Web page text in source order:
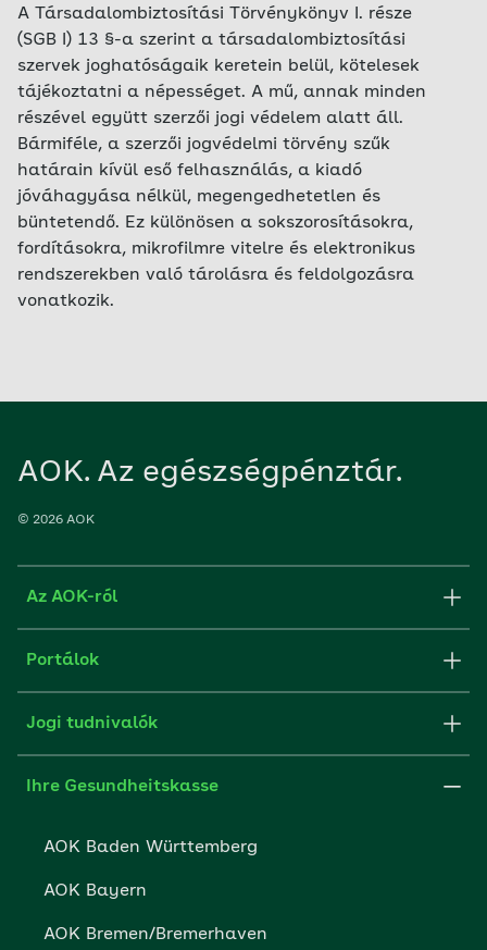
A Társadalombiztosítási Törvénykönyv I. része
(SGB I) 13 §-a szerint a társadalombiztosítási
szervek joghatóságaik keretein belül, kötelesek
tájékoztatni a népességet. A mű, annak minden
részével együtt szerzői jogi védelem alatt áll.
Bármiféle, a szerzői jogvédelmi törvény szűk
határain kívül eső felhasználás, a kiadó
jóváhagyása nélkül, megengedhetetlen és
büntetendő. Ez különösen a sok­szo­ro­sí­tásokra,
fordításokra, mikrofilmre vitelre és elektronikus
rendszerekben való tárolásra és feldolgozásra
vonatkozik.
AOK. Az egészségpénztár.
© 2026 AOK
Az AOK-ról
Alkalmazások
Portálok
aok.de
Jogi tudnivalók
Impresszum
Ihre Gesundheitskasse
AOK Baden Württemberg
AOK Bayern
AOK Bremen/Bremerhaven